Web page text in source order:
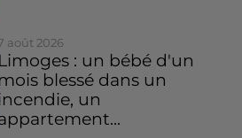
août 2026
Limoges : un bébé d'un
mois blessé dans un
un